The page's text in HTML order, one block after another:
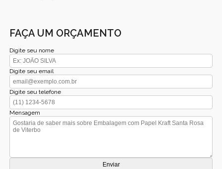
FAÇA UM ORÇAMENTO
Digite seu nome
Digite seu email
Digite seu telefone
Mensagem